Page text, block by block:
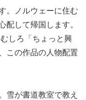
。ノルウェーに住む
配して帰国します。
しろ「ちょっと興
この作品の人物配置
雪が書道教室で教え